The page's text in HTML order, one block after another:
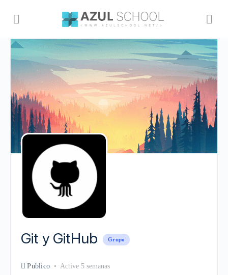
Git y GitHub Grupo
Publico Active 5 semanas